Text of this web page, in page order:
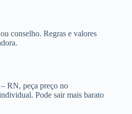
conselho. Regras e valores
RN, peça preço no
Pode sair mais barato